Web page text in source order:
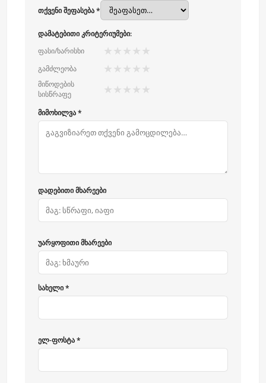
თქვენი შეფასება *
დამატებითი კრიტერიუმები:
ფასი/ხარისხი
★ ★ ★ ★ ★
გამძლეობა ★ ★ ★ ★ ★
მიწოდების
სისწრაფე
★ ★ ★ ★ ★
მიმოხილვა *
დადებითი მხარეები
უარყოფითი მხარეები
სახელი *
ელ-ფოსტა *